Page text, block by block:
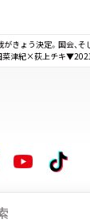
がきょう決定。国会、
菜津紀×荻上チキ